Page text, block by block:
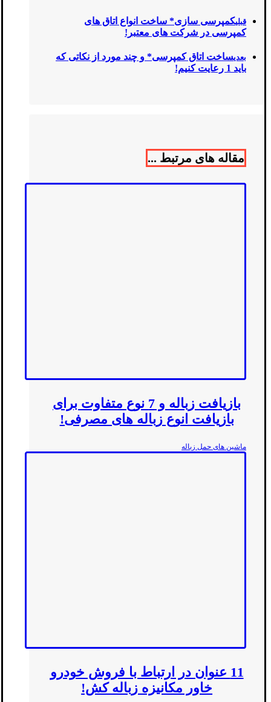
قبلیکمپرسی سازی* ساخت انواع اتاق های
کمپرسی در شرکت های معتبر!
بعدیساخت اتاق کمپرسی* و چند مورد از نکاتی که
باید 1 رعایت کنیم!
مقاله های مرتبط ...
بازیافت زباله و 7 نوع متفاوت برای
بازیافت انوع زباله های مصرفی!
ماشین های حمل زباله
11 عنوان در ارتباط با فروش خودرو
خاور مکانیزه زباله کش!